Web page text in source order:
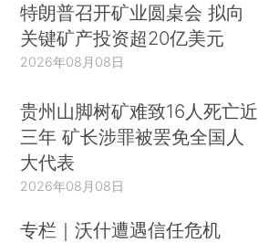
特朗普召开矿业圆桌会 拟向
关键矿产投资超20亿美元
2026年08月08日
贵州山脚树矿难致16人死亡近
三年 矿长涉罪被罢免全国人
大代表
2026年08月08日
专栏｜沃什遭遇信任危机